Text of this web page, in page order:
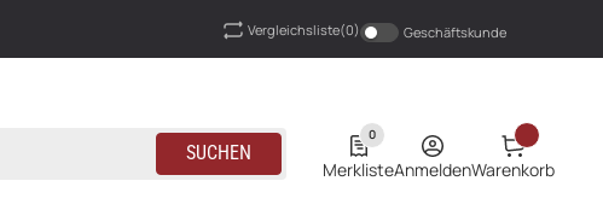
Vergleichsliste(0) Geschäftskunde
0
MerklisteAnmeldenWarenkorb
SUCHEN